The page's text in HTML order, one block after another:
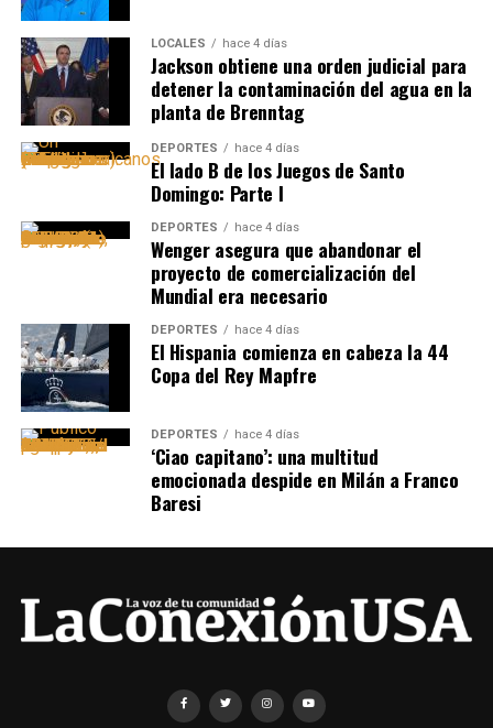
LOCALES hace 4 días
Jackson obtiene una orden judicial para
detener la contaminación del agua en la
planta de Brenntag
DEPORTES hace 4 días
El lado B de los Juegos de Santo
Domingo: Parte I
DEPORTES hace 4 días
Wenger asegura que abandonar el
proyecto de comercialización del
Mundial era necesario
DEPORTES hace 4 días
El Hispania comienza en cabeza la 44
Copa del Rey Mapfre
DEPORTES hace 4 días
‘Ciao capitano’: una multitud
emocionada despide en Milán a Franco
Baresi